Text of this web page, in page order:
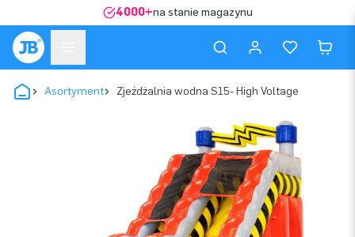
4000+na stanie magazynu
Asortyment Zjeżdżalnia wodna S15- High Voltage